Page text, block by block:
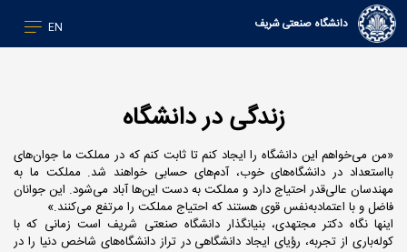
دانشگاه صنعتی شریف EN
زندگی در دانشگاه
«من می‌خواهم این دانشگاه را ایجاد کنم تا ثابت کنم که در مملکت ما جوان‌های
بااستعداد در دانشگاه‌های خوب، آدم‌های حسابی خواهند شد. مملکت ما به
مهندسان عالی‌قدر احتیاج دارد و مملکت به دست این‌ها آباد می‌شود. این جوانان
فاضل و با اعتماد‌به‌نفس قوی هستند که احتیاج مملکت را مرتفع می‌کنند.»
اینها نگاه دکتر مجتهدی، بنیانگذار دانشگاه صنعتی شریف است زمانی که با
کوله‌باری از تجربه، رؤیای ایجاد دانشگاهی در تراز دانشگاه‌های شاخص دنیا را در